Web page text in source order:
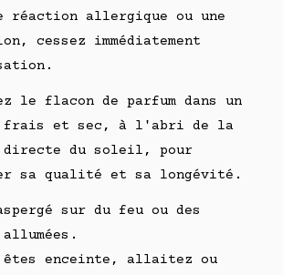
réaction allergique ou une
cessez immédiatement
le flacon de parfum dans un
frais et sec, à l'abri de la
directe du soleil, pour
sa qualité et sa longévité.
sur du feu ou des
êtes enceinte, allaitez ou